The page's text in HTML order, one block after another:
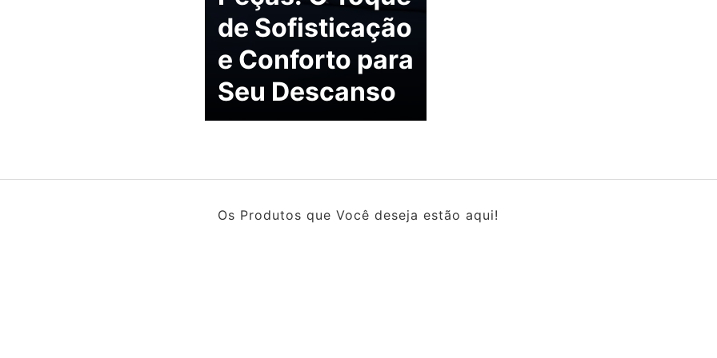
de Sofisticação
e Conforto para
Seu Descanso
Os Produtos que Você deseja estão aqui!